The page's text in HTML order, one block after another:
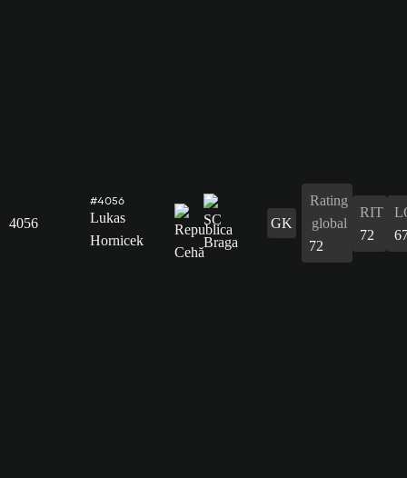
4056
#4056
Lukas
Hornicek
GK
Rating
global
72
RIT
72